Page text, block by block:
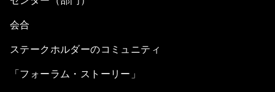
The Collapse of Cryptocurrency
Radically Reinventing Social Systems
会合
ステークホルダーのコミュニティ
「フォーラム・ストーリー」